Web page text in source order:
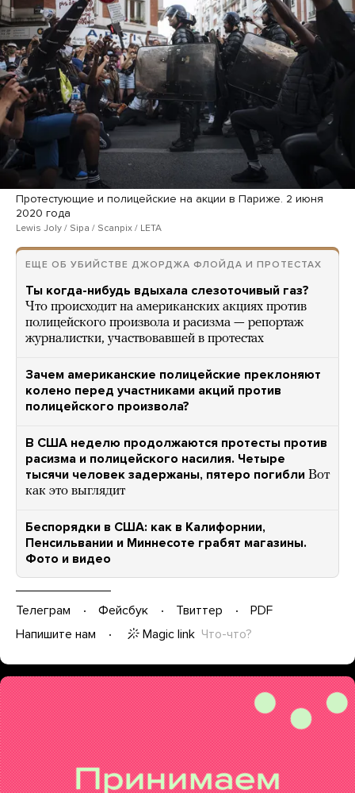
Протестующие и полицейские на акции в Париже. 2 июня
2020 года
Lewis Joly / Sipa / Scanpix / LETA
ЕЩЕ ОБ УБИЙСТВЕ ДЖОРДЖА ФЛОЙДА И ПРОТЕСТАХ
Ты когда-нибудь вдыхала слезоточивый газ?
Что происходит на американских акциях против
полицейского произвола и расизма — репортаж
журналистки, участвовавшей в протестах
Зачем американские полицейские преклоняют
колено перед участниками акций против
полицейского произвола?
В США неделю продолжаются протесты против
расизма и полицейского насилия. Четыре
тысячи человек задержаны, пятеро погибли Вот
как это выглядит
Беспорядки в США: как в Калифорнии,
Пенсильвании и Миннесоте грабят магазины.
Фото и видео
Телеграм Фейсбук Твиттер
PDF
Напишите нам
Magic link Что-что?